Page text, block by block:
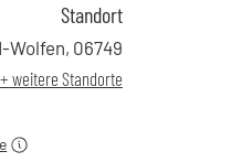
€
Standort
Wolfen, 06749
+ weitere Standorte